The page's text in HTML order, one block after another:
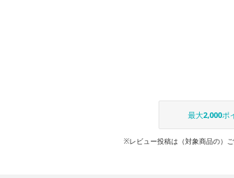
最大2,000ポ
※レビュー投稿は（対象商品の）